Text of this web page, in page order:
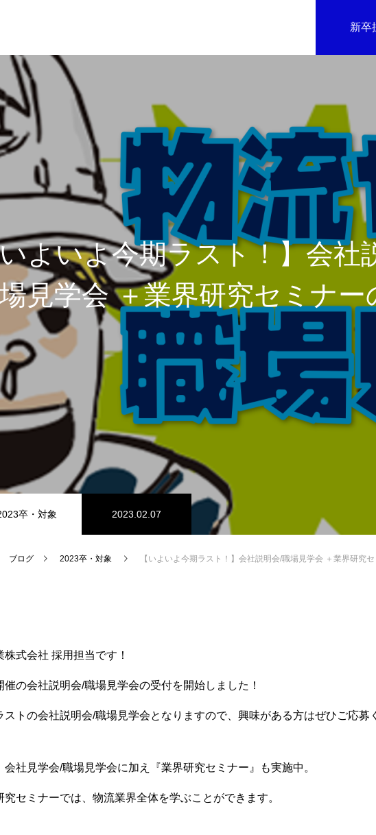
新卒
よいよ今期ラスト！】会社
見学会 ＋業界研究セミナー
卒・対象 2023.02.07
ブログ 2023卒・対象 【いよいよ今期ラスト！】会社説明会/職場見学会 ＋業界研究
株式会社 採用担当です！
催の会社説明会/職場見学会の受付を開始しました！
ストの会社説明会/職場見学会となりますので、興味がある方はぜひご応募
会社見学会/職場見学会に加え『業界研究セミナー』も実施中。
究セミナーでは、物流業界全体を学ぶことができます。